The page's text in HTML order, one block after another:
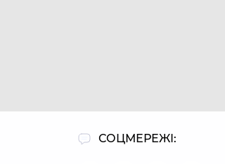
СОЦМЕРЕЖІ: